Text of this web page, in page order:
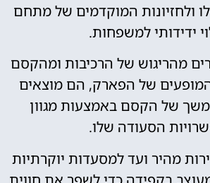
ולחזיונות המוקדמים של מתחם
ידידותי למשפחות.
מהריגוש של הרכיבות ומהקסם
של הפארק, הם מוצאים
של הקסם באמצעות מגוון
הסעודה שלו.
מהיר ועד למסעדות יוקרתיות